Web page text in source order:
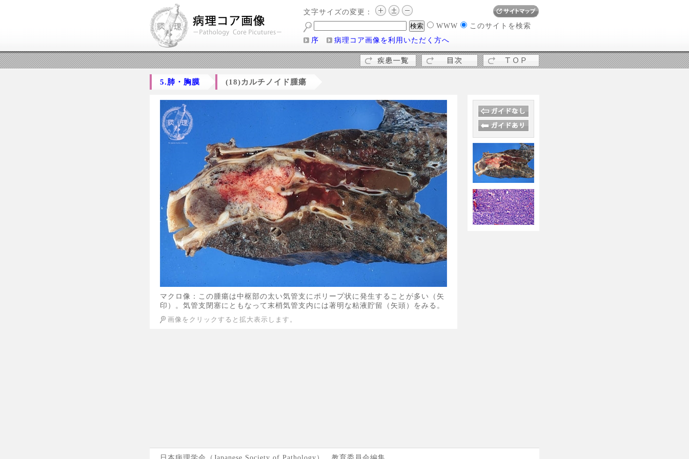
文字サイズの変更：
WWW
このサイトを検索
序
病理コア画像を利用いただく方へ
5.肺・胸膜 (18)カルチノイド腫瘍
マクロ像：この腫瘍は中枢部の太い気管支にポリープ状に発生することが多い（矢
印）。気管支閉塞にともなって末梢気管支内には著明な粘液貯留（矢頭）をみる。
画像をクリックすると拡大表示します。